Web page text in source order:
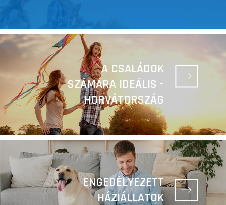
A CSALÁDOK
SZÁMÁRA IDEÁLIS -
HORVÁTORSZÁG
ENGEDÉLYEZETT
HÁZIÁLLATOK